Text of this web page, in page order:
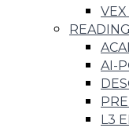
AI-
L3